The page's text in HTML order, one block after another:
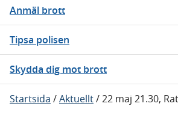
Anmäl brott
Tipsa polisen
Skydda dig mot brott
Startsida /Aktuellt/22 maj 21.30,